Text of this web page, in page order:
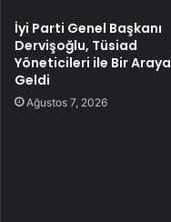
İyi Parti Genel Başkanı
Dervişoğlu, Tüsiad
Yöneticileri ile Bir Araya
Geldi
Ağustos 7, 2026